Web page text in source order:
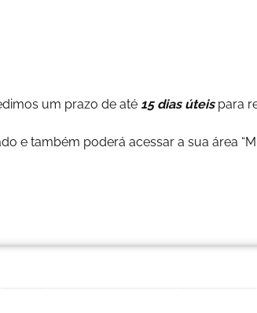
um prazo de até 15 dias úteispara
e também poderá acessar a sua área